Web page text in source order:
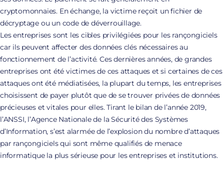
cryptomonnaies. En échange, la victime reçoit un fichier de
décryptage ou un code de déverrouillage.
Les entreprises sont les cibles privilégiées pour les rançongiciels
car ils peuvent affecter des données clés nécessaires au
fonctionnement de l’activité. Ces dernières années, de grandes
entreprises ont été victimes de ces attaques et si certaines de ces
attaques ont été médiatisées, la plupart du temps, les entreprises
choisissent de payer plutôt que de se trouver privées de données
précieuses et vitales pour elles. Tirant le bilan de l’année 2019,
l’ANSSI, l’Agence Nationale de la Sécurité des Systèmes
d’Information, s’est alarmée de l’explosion du nombre d’attaques
par rançongiciels qui sont même qualifiés de menace
informatique la plus sérieuse pour les entreprises et institutions.